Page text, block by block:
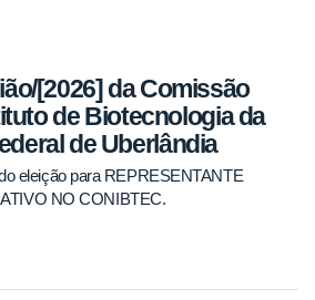
[2026] da Comissão
de Biotecnologia da
de Uberlândia
eleição para REPRESENTANTE
NO CONIBTEC.